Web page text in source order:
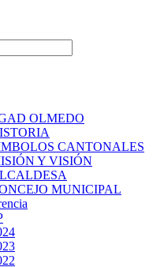
OLMEDO
CANTONALES
Y VISIÓN
MUNICIPAL